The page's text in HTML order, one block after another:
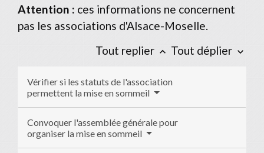
Attention : ces informations ne concernent
pas les associations d'Alsace-Moselle.
Tout replier keyboard_arrow_up Tout déplier keyboard_arrow_down
Vérifier si les statuts de l'association
permettent la mise en sommeil
Convoquer l'assemblée générale pour
organiser la mise en sommeil